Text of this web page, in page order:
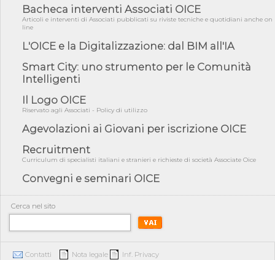
05/08/26 - SAVE THE DATE: Assemblea Pubblica Confindustria
Professioni ...
05/08/26 - Successo OICE per il bando della Città metropolitana
di Reg...
05/08/26 - Lettera OICE per il bando della Giunta Regionale della
Campa...
04/08/26 - DL PA: previste cancellazioni da elenchi professionisti
per ...
COP31, An...
04/08/26 - CdS, project financing: progetto di fattibilità da
impugnar...
04/08/26 - Rapporto Anac corruzione 2020-2026: procedimenti
penali per ...
04/08/26 - CdS: partecipazione alla gara non equivale ad
acquiescenza r...
04/08/26 - DL Infrastrutture approvato alla Camera, passa ora al
03/08/26 - TAR Piemonte: RUP può avvalersi di consulente
Bacheca interventi Associati OICE
Articoli e interventi di Associati pubblicati su riviste tecniche e quotidiani anche on
line
L'OICE e la Digitalizzazione: dal BIM all'IA
Smart City: uno strumento per le Comunità
Intelligenti
Il Logo OICE
Riservato agli Associati - Policy di utilizzo
Agevolazioni ai Giovani per iscrizione OICE
Recruitment
Curriculum di specialisti italiani e stranieri e richieste di società Associate Oice
Convegni e seminari OICE
Cerca nel sito
Contatti Nota legale Inf. Privacy